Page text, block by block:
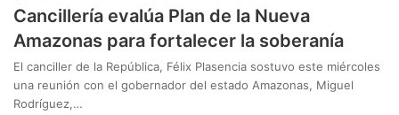
Cancillería evalúa Plan de la Nueva
Amazonas para fortalecer la soberanía
El canciller de la República, Félix Plasencia sostuvo este miércoles
una reunión con el gobernador del estado Amazonas, Miguel
Rodríguez,…